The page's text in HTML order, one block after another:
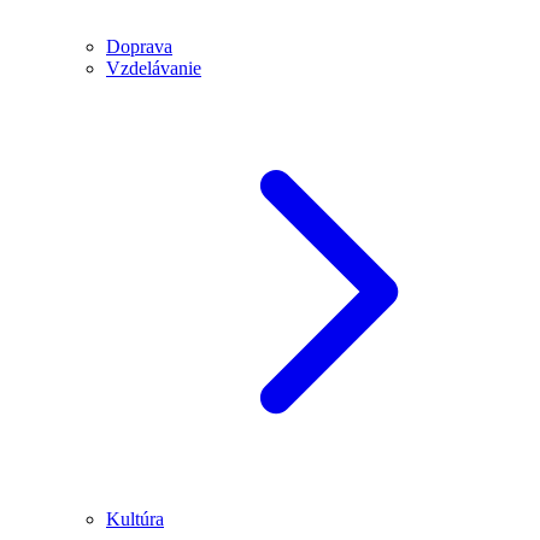
Doprava
Vzdelávanie
Kultúra